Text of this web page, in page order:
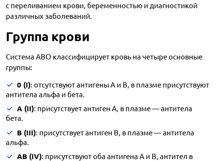
с переливанием крови, беременностью и диагностикой
различных заболеваний.
Группа крови
Система ABO классифицирует кровь на четыре основные
группы:
0 (I): отсутствуют антигены A и B, в плазме присутствуют
антитела альфа и бета.
A (II): присутствует антиген A, в плазме — антитела
бета.
B (III): присутствует антиген B, в плазме — антитела
альфа.
AB (IV): присутствуют оба антигена A и B, антител в